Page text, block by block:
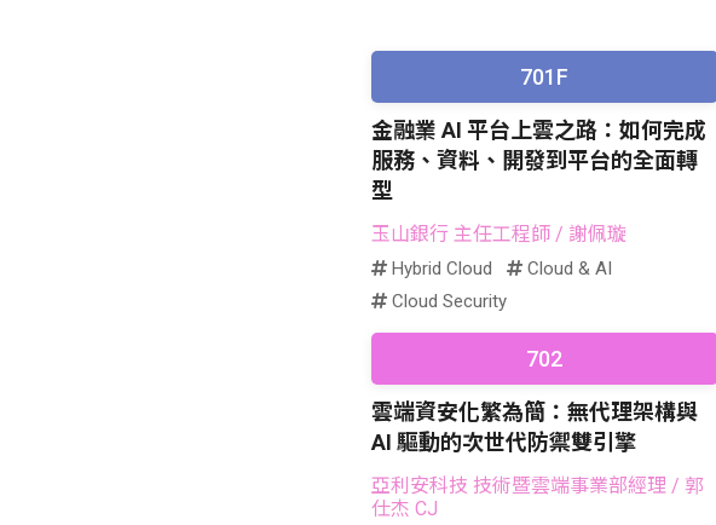
701F
金融業 AI 平台上雲之路：如何完成
服務、資料、開發到平台的全面轉
型
玉山銀行 主任工程師 / 謝佩璇
Hybrid Cloud
Cloud & AI
Cloud Security
702
雲端資安化繁為簡：無代理架構與
AI 驅動的次世代防禦雙引擎
亞利安科技 技術暨雲端事業部經理 / 郭
仕杰 CJ